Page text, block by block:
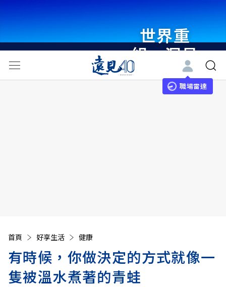
世界重
組・洞見
未來 與
世界領袖
職場雷達
首頁 好享生活 健康
有時候，你做決定的方式就像一
隻被溫水煮著的青蛙